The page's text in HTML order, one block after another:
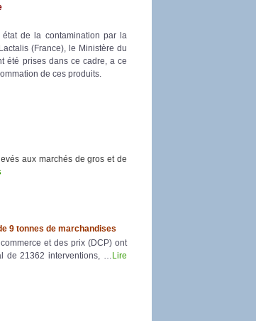
état de la contamination par la
(France), le Ministère du
été prises dans ce cadre, a ce
de ces produits.
aux marchés de gros et de
9 tonnes de marchandises
et des prix (DCP) ont
de 21362 interventions, … Lire